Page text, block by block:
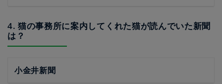
4. 猫の事務所に案内してくれた猫が読んでいた新聞
は？
小金井新聞